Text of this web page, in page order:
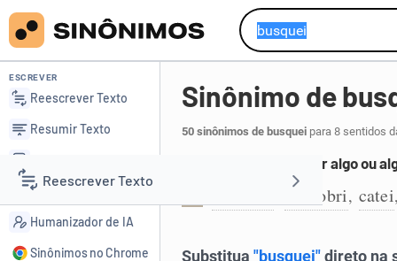
Reescrever Texto
Resumir Texto
ESCREVER
Reescrever Texto
Resumir Texto
Detector de IA
Humanizador de IA
Sinônimos no Chrome
Sinônimo de
50 sinônimos de busqueipara 8 sentidos
Procurar ou descobrir algo ou
descobri, catei,